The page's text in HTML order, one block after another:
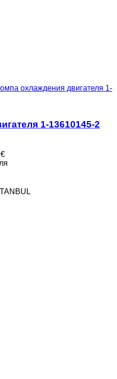
охлаждения двигателя 1-
1-13610145-2